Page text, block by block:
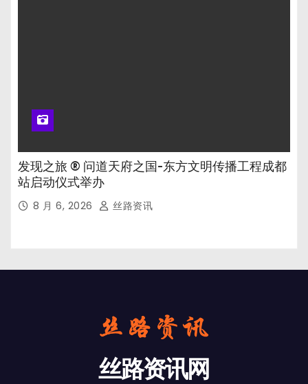
发现之旅 ® 问道天府之国-东方文明传播工程成都
站启动仪式举办
8 月 6, 2026 丝路资讯
丝路资讯网